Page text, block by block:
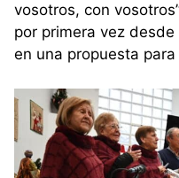
vosotros, con
por primera vez
en una propuesta